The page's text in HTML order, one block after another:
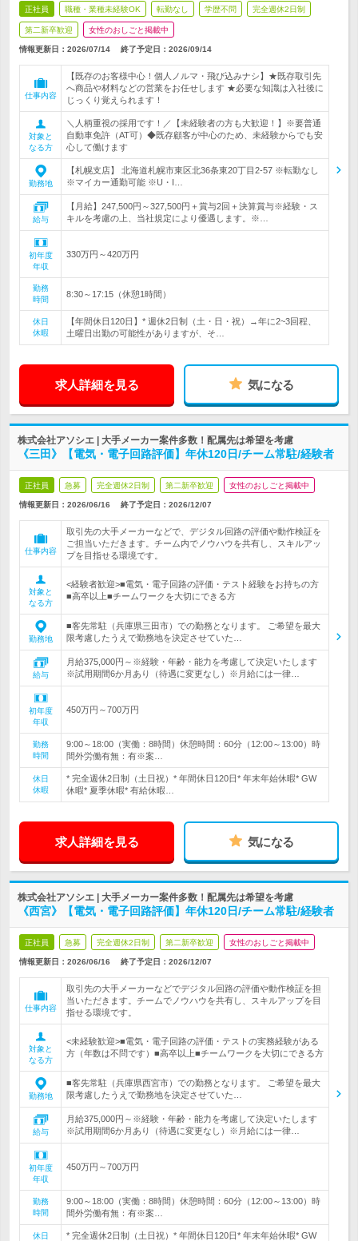
正社員 職種・業種未経験OK 転勤なし 学歴不問 完全週休2日制
第二新卒歓迎 女性のおしごと掲載中
情報更新日：2026/07/14 終了予定日： 2026/09/14
仕事内容
【既存のお客様中心！個人ノルマ・飛び込みナシ】★既存取引先
へ商品や材料などの営業をお任せします ★必要な知識は入社後に
じっくり覚えられます！
対象と
なる方
＼人柄重視の採用です！／【未経験者の方も大歓迎！】※要普通
自動車免許（AT可）◆既存顧客が中心のため、未経験からでも安
心して働けます
勤務地
【札幌支店】 北海道札幌市東区北36条東20丁目2-57 ※転勤なし
※マイカー通勤可能 ※U・I…
給与
【月給】247,500円～327,500円＋賞与2回＋決算賞与※経験・ス
キルを考慮の上、当社規定により優遇します。※…
初年度
年収
330万円～420万円
勤務
時間
8:30～17:15（休憩1時間）
休日
休暇
【年間休日120日】* 週休2日制（土・日・祝）→年に2~3回程、
土曜日出勤の可能性がありますが、そ…
求人詳細を見る 気になる
株式会社アソシエ | 大手メーカー案件多数！配属先は希望を考慮
《三田》【電気・電子回路評価】年休120日/チーム常駐/経験者
正社員 急募 完全週休2日制 第二新卒歓迎 女性のおしごと掲載中
情報更新日：2026/06/16 終了予定日： 2026/12/07
仕事内容
取引先の大手メーカーなどで、デジタル回路の評価や動作検証を
ご担当いただきます。チーム内でノウハウを共有し、スキルアッ
プを目指せる環境です。
対象と
なる方
<経験者歓迎>■電気・電子回路の評価・テスト経験をお持ちの方
■高卒以上■チームワークを大切にできる方
勤務地
■客先常駐（兵庫県三田市）での勤務となります。 ご希望を最大
限考慮したうえで勤務地を決定させていた…
給与
月給375,000円～※経験・年齢・能力を考慮して決定いたします
※試用期間6か月あり（待遇に変更なし）※月給には一律…
初年度
年収
450万円～700万円
勤務
時間
9:00～18:00（実働：8時間）休憩時間：60分（12:00～13:00）時
間外労働有無：有※案…
休日
休暇
* 完全週休2日制（土日祝）* 年間休日120日* 年末年始休暇* GW
休暇* 夏季休暇* 有給休暇…
求人詳細を見る 気になる
株式会社アソシエ | 大手メーカー案件多数！配属先は希望を考慮
《西宮》【電気・電子回路評価】年休120日/チーム常駐/経験者
正社員 急募 完全週休2日制 第二新卒歓迎 女性のおしごと掲載中
情報更新日：2026/06/16 終了予定日： 2026/12/07
仕事内容
取引先の大手メーカーなどでデジタル回路の評価や動作検証を担
当いただきます。チームでノウハウを共有し、スキルアップを目
指せる環境です。
対象と
なる方
<未経験歓迎>■電気・電子回路の評価・テストの実務経験がある
方（年数は不問です）■高卒以上■チームワークを大切にできる方
勤務地
■客先常駐（兵庫県西宮市）での勤務となります。 ご希望を最大
限考慮したうえで勤務地を決定させていた…
給与
月給375,000円～※経験・年齢・能力を考慮して決定いたします
※試用期間6か月あり（待遇に変更なし）※月給には一律…
初年度
年収
450万円～700万円
勤務
時間
9:00～18:00（実働：8時間）休憩時間：60分（12:00～13:00）時
間外労働有無：有※案…
休日
* 完全週休2日制（土日祝）* 年間休日120日* 年末年始休暇* GW